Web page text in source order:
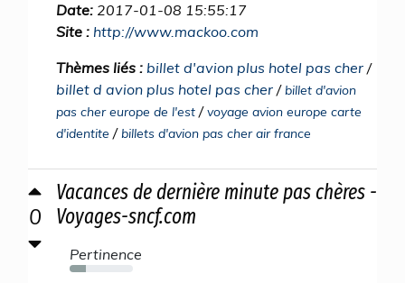
Date: 2017-01-08 15:55:17
Site : http://www.mackoo.com
Thèmes liés : billet d'avion plus hotel pas cher /
billet d avion plus hotel pas cher /billet d'avion
pas cher europe de l'est /voyage avion europe carte
d'identite /billets d'avion pas cher air france
0
Vacances de dernière minute pas chères -
Voyages-sncf.com
Pertinence
26%